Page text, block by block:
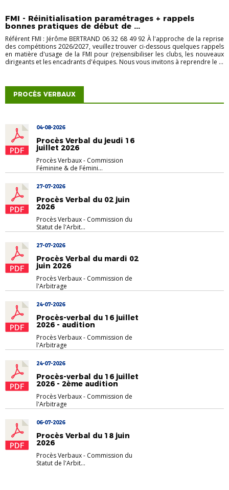
FMI - Réinitialisation paramétrages + rappels
bonnes pratiques de début de ...
Référent FMI : Jérôme BERTRAND 06 32 68 49 92 À l'approche de la reprise
des compétitions 2026/2027, veuillez trouver ci-dessous quelques rappels
en matière d'usage de la FMI pour (re)sensibiliser les clubs, les nouveaux
dirigeants et les encadrants d'équipes. Nous vous invitons à reprendre le ...
PROCÈS VERBAUX
04-08-2026
Procès Verbal du jeudi 16
juillet 2026
Procès Verbaux- Commission
Féminine & de Fémini...
27-07-2026
Procès Verbal du 02 juin
2026
Procès Verbaux- Commission du
Statut de l'Arbit...
27-07-2026
Procès Verbal du mardi 02
juin 2026
Procès Verbaux- Commission de
l'Arbitrage
24-07-2026
Procès-verbal du 16 juillet
2026 - audition
Procès Verbaux- Commission de
l'Arbitrage
24-07-2026
Procès-verbal du 16 juillet
2026 - 2ème audition
Procès Verbaux- Commission de
l'Arbitrage
06-07-2026
Procès Verbal du 18 juin
2026
Procès Verbaux- Commission du
Statut de l'Arbit...